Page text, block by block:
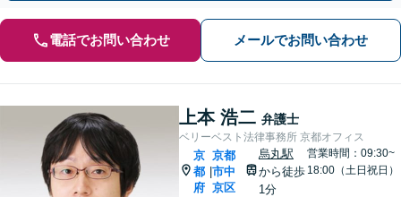
電話でお問い合わせ メールでお問い合わせ
上本 浩二 弁護士
ベリーベスト法律事務所 京都オフィス
京
都
府
京都
市中
京区
烏丸駅
から徒歩
1分
営業時間：09:30~
18:00（土日祝日）